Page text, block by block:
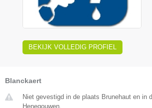
BEKIJK VOLLEDIG PROFIEL
Blanckaert
Niet gevestigd in de plaats Brunehaut en in
Henegouwen.